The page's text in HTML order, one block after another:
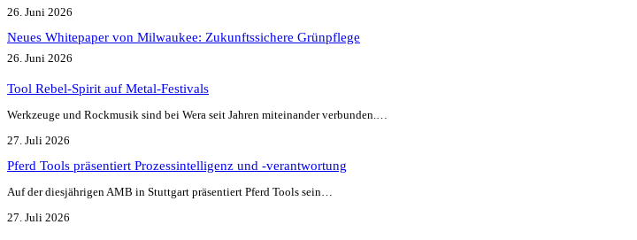
26. Juni 2026
Neues Whitepaper von Milwaukee: Zukunftssichere Grünpflege
26. Juni 2026
Tool Rebel-Spirit auf Metal-Festivals
Werkzeuge und Rockmusik sind bei Wera seit Jahren miteinander verbunden.…
27. Juli 2026
Pferd Tools präsentiert Prozessintelligenz und -verantwortung
Auf der diesjährigen AMB in Stuttgart präsentiert Pferd Tools sein…
27. Juli 2026